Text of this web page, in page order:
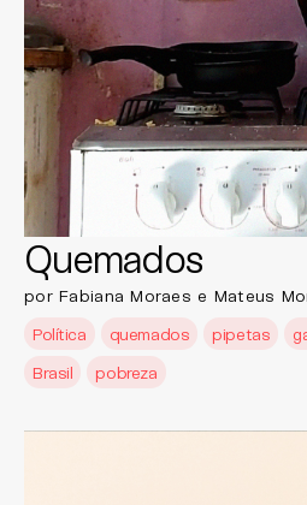
Quemados
por Fabiana Moraes e Mateus
Política
quemados pipetas
Brasil
pobreza